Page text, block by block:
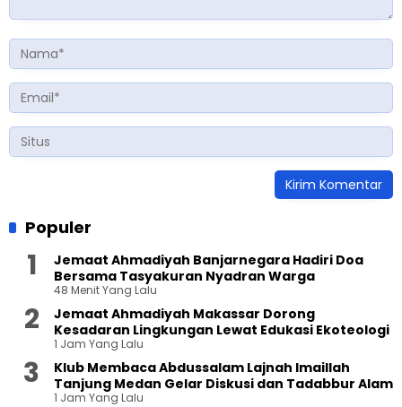
Populer
Jemaat Ahmadiyah Banjarnegara Hadiri Doa
Bersama Tasyakuran Nyadran Warga
48 Menit Yang Lalu
Jemaat Ahmadiyah Makassar Dorong
Kesadaran Lingkungan Lewat Edukasi Ekoteologi
1 Jam Yang Lalu
Klub Membaca Abdussalam Lajnah Imaillah
Tanjung Medan Gelar Diskusi dan Tadabbur Alam
1 Jam Yang Lalu